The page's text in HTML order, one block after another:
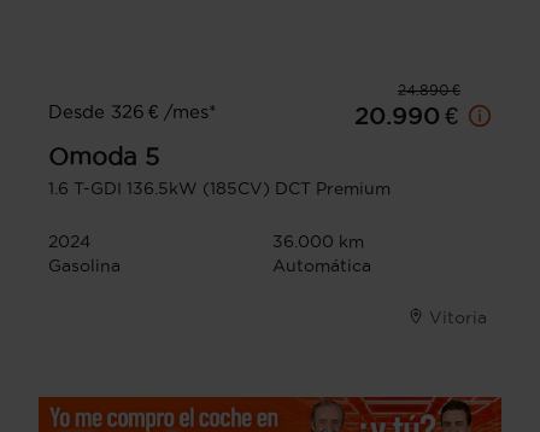
24.890 €
Desde 326 € /mes*
20.990 €
Omoda 5
1.6 T-GDI 136.5kW (185CV) DCT Premium
2024
36.000 km
Gasolina
Automática
Vitoria